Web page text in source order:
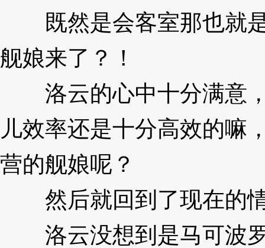
既然是会客室那也就
舰娘来了？！
洛云的心中十分满意，
儿效率还是十分高效的嘛
营的舰娘呢？
然后就回到了现在的
洛云没想到是马可波罗